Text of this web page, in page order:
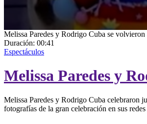
0
seconds
of
41
90%
Melissa Paredes y Rodrigo Cuba se
Duración: 00:41
Espectáculos
Melissa Paredes y
Melissa Paredes y Rodrigo Cuba celebraron
fotografías de la gran celebración en sus